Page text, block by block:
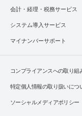
会計・経理・税務サービス
システム導入サービス
マイナンバーサポート
コンプライアンスへの取り組
特定個人情報の取り扱いにつ
ソーシャルメディアポリシー